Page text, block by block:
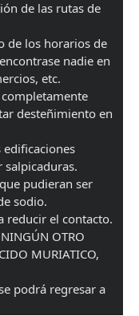
nadie en
etc.
desteñimiento en
edificaciones
salpicaduras.
pudieran ser
sodio.
reducir el contacto.
NINGÚN OTRO
MURIATICO,
podrá regresar a